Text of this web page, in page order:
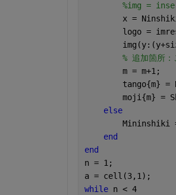
%img =
x =
logo =
% 追加箇所：
        m = m+1;
tango{m} =
moji{m} =
else
Mininshiki
end
end
n = 1;
a = cell(3,1);
while n < 4